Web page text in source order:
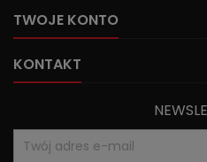
TWOJE KONTO
KONTAKT